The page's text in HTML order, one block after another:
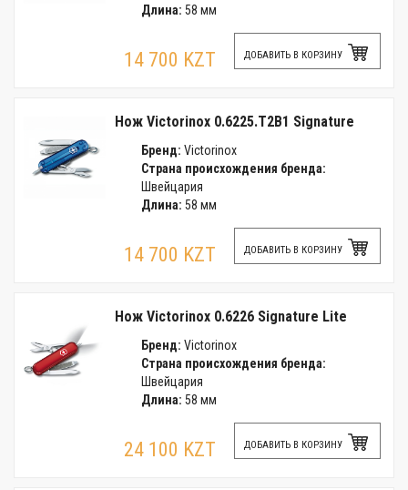
Длина: 58 мм
14 700 KZT ДОБАВИТЬ В КОРЗИНУ
Нож Victorinox 0.6225.T2B1 Signature
Бренд: Victorinox
Страна происхождения бренда:
Швейцария
Длина: 58 мм
14 700 KZT ДОБАВИТЬ В КОРЗИНУ
Нож Victorinox 0.6226 Signature Lite
Бренд: Victorinox
Страна происхождения бренда:
Швейцария
Длина: 58 мм
24 100 KZT ДОБАВИТЬ В КОРЗИНУ